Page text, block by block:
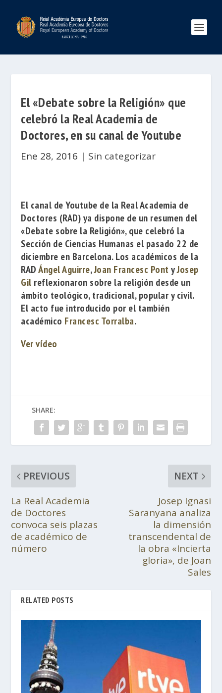
El «Debate sobre la Religión» que
celebró la Real Academia de
Doctores, en su canal de Youtube
Ene 28, 2016 | Sin categorizar
El canal de Youtube de la Real Academia de
Doctores (RAD) ya dispone de un resumen del
«Debate sobre la Religión», que celebró la
Sección de Ciencias Humanas el pasado 22 de
diciembre en Barcelona. Los académicos de la
RADÁngel Aguirre,Joan Francesc Pont yJosep
Gil reflexionaron sobre la religión desde un
ámbito teológico, tradicional, popular y civil.
El acto fue introducido por el también
académico Francesc Torralba.
Ver vídeo
SHARE:
PREVIOUS
La Real Academia
de Doctores
convoca seis plazas
de académico de
número
NEXT
Josep Ignasi
Saranyana analiza
la dimensión
transcendental de
la obra «Incierta
gloria», de Joan
Sales
RELATED POSTS